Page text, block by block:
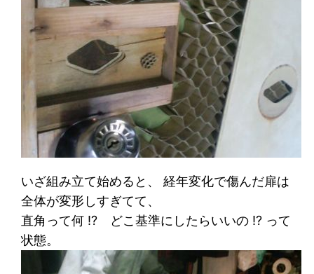
いざ組み立て始めると、 経年変化で傷んだ扉は
全体が変形しすぎてて、
直角って何 !? どこ基準にしたらいいの !? って
状態。